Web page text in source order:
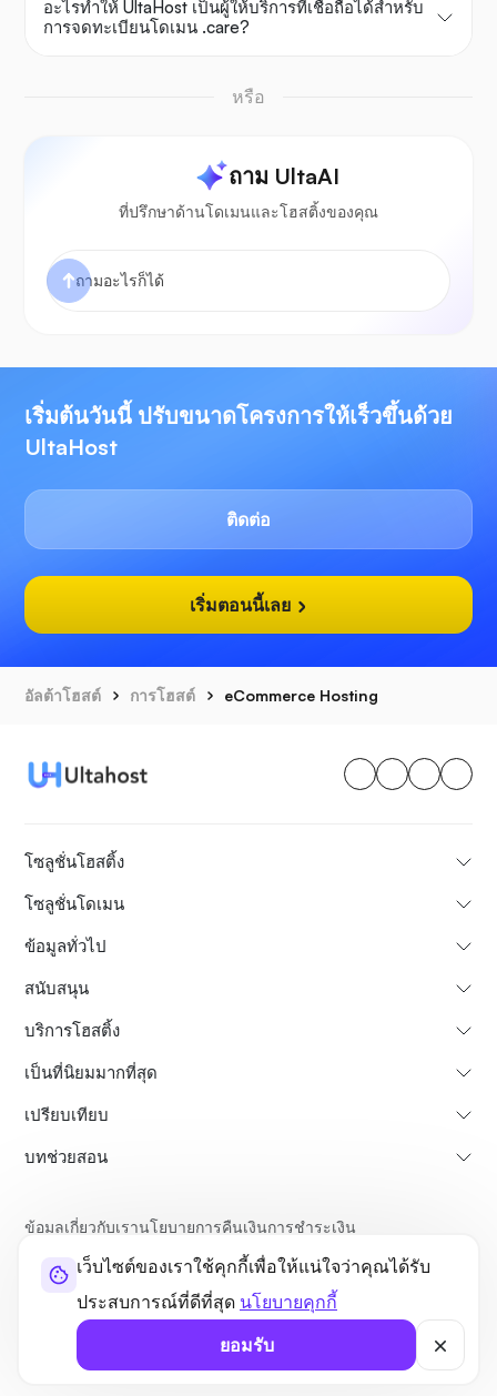
เว็บไซต์ของเราใช้คุกกี้เพื่อให้แน่ใจว่าคุณได้รับ
ประสบการณ์ที่ดีที่สุด นโยบายคุกกี้
ยอมรับ
อะไรทำให้ UltaHost เป็นผู้ให้บริการที่เชื่อถือได้สำหรับ
การจดทะเบียนโดเมน .care?
หรือ
ถาม UltaAI
ที่ปรึกษาด้านโดเมนและโฮสติ้งของคุณ
เริ่มต้นวันนี้ ปรับขนาดโครงการให้เร็วขึ้นด้วย
UltaHost
ติดต่อ
เริ่มตอนนี้เลย
อัลต้าโฮสต์ การโฮสต์ eCommerce Hosting
โซลูชั่นโฮสติ้ง
โซลูชั่นโดเมน
ข้อมูลทั่วไป
สนับสนุน
บริการโฮสติ้ง
เป็นที่นิยมมากที่สุด
เปรียบเทียบ
บทช่วยสอน
ข้อมูลเกี่ยวกับเรานโยบายการคืนเงินการชำระเงิน
นโยบายความเป็นส่วนตัว
ความถูกต้องตามกฎหมาย แผนที่เว็บไซต์
©2026 UltaHost - สงวนลิขสิทธิ์